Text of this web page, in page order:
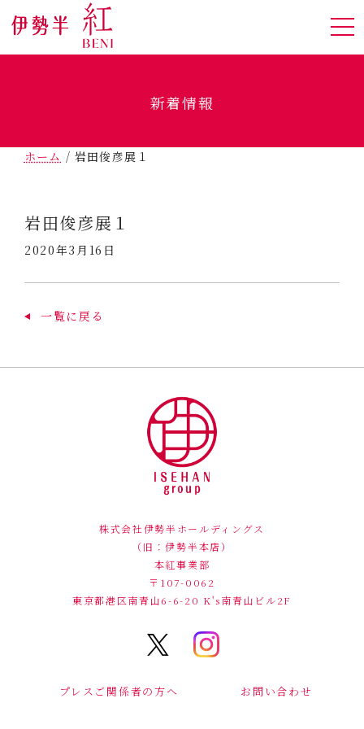
新着情報
ホーム /岩田俊彦展１
岩田俊彦展１
2020年3月16日
一覧に戻る
株式会社伊勢半ホールディングス
（旧：伊勢半本店）
本紅事業部
〒107-0062
東京都港区南青山6-6-20 K's南青山ビル2F
プレスご関係者の方へ お問い合わせ